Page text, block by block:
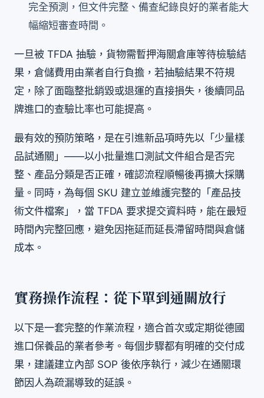
完全預測，但文件完整、備查紀錄良好的業者能大
幅縮短審查時間。
一旦被 TFDA 抽驗，貨物需暫押海關倉庫等待檢驗結
果，倉儲費用由業者自行負擔，若抽驗結果不符規
定，除了面臨整批銷毀或退運的直接損失，後續同品
牌進口的查驗比率也可能提高。
最有效的預防策略，是在引進新品項時先以「少量樣
品試通關」——以小批量進口測試文件組合是否完
整、產品分類是否正確，確認流程順暢後再擴大採購
量。同時，為每個 SKU 建立並維護完整的「產品技
術文件檔案」，當 TFDA 要求提交資料時，能在最短
時間內完整回應，避免因拖延而延長滯留時間與倉儲
成本。
實務操作流程：從下單到通關放行
以下是一套完整的作業流程，適合首次或定期從德國
進口保養品的業者參考。每個步驟都有明確的交付成
果，建議建立內部 SOP 後依序執行，減少在通關環
節因人為疏漏導致的延誤。